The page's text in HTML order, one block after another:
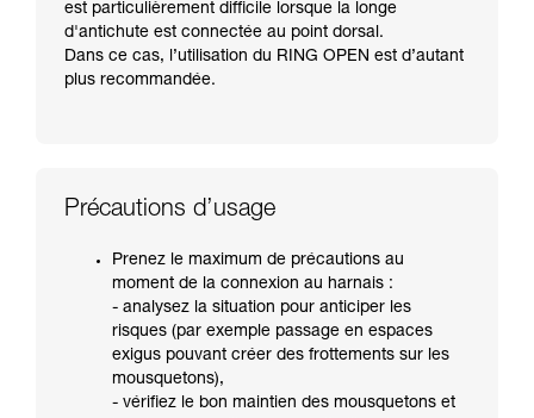
est particulièrement difficile lorsque la longe
d'antichute est connectée au point dorsal.
Dans ce cas, l’utilisation du RING OPEN est d’autant
plus recommandée.
Précautions d’usage
Prenez le maximum de précautions au
moment de la connexion au harnais :
- analysez la situation pour anticiper les
risques (par exemple passage en espaces
exigus pouvant créer des frottements sur les
mousquetons),
- vérifiez le bon maintien des mousquetons et